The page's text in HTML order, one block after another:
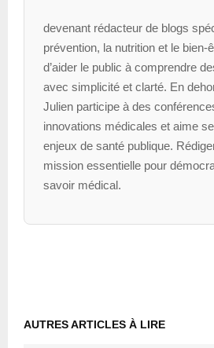
devenant rédacteur de blogs
prévention, la nutrition et le bien-
d’aider le public à comprendre
avec simplicité et clarté. En
Julien participe à des
innovations médicales et aime
enjeux de santé publique.
mission essentielle pour
savoir médical.
AUTRES ARTICLES À LIRE